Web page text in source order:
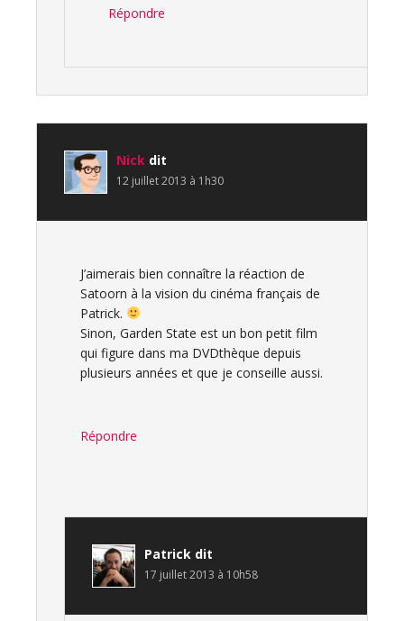
Répondre
Nick dit
12 juillet 2013 à 1h30
J’aimerais bien connaître la réaction de
Satoorn à la vision du cinéma français de
Patrick.
Sinon, Garden State est un bon petit film
qui figure dans ma DVDthèque depuis
plusieurs années et que je conseille aussi.
Répondre
Patrick dit
17 juillet 2013 à 10h58